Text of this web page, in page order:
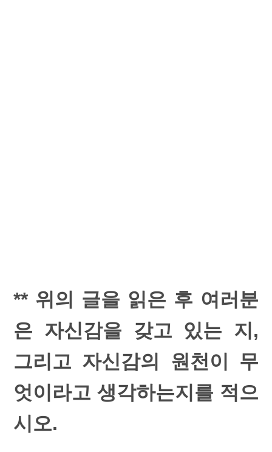
** 위의 글을 읽은 후 여러분
은 자신감을 갖고 있는 지,
그리고 자신감의 원천이 무
엇이라고 생각하는지를 적으
시오.